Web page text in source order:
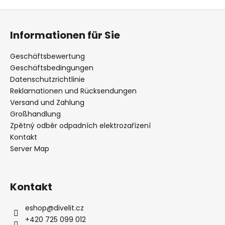
SUCHEN
W
i
r
e
m
p
f
l
e
F
Informationen für Sie
Geschäftsbewertung
Geschäftsbedingungen
Datenschutzrichtlinie
Reklamationen und Rücksendungen
Versand und Zahlung
Großhandlung
Zpětný odběr odpadních elektrozařízení
Kontakt
Server Map
Kontakt
eshop@divelit.cz
+420 725 099 012